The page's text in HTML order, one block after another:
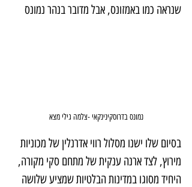
שנראה כמו באמזונס, אבל מדובר בנהר נמונס
נמונס בדרוסקינינקאי -צלמה גילי מצא
בסיום שלו ישנו מסלול רווי אדרנלין של מכוניות
מירוץ, לצד ארנה ענקית של מתחם סקי מקורה,
היחיד מסוגו במדינות הבלטיות שמציע שלושה